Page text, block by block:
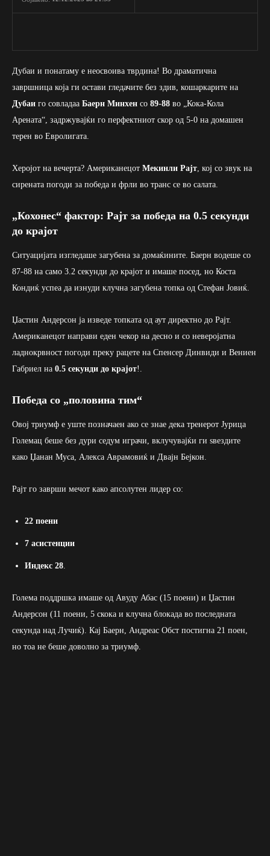
Дубаи и понатаму е неосвоива тврдина! Во драматична
завршница која ги остави гледачите без здив, кошаркарите на
Дубаи го совладаа Баерн Минхен со 89-88 во „Кока-Кола
Арената“, задржувајќи го перфектниот скор од 5-0 на домашен
терен во Евролигата.
Херојот на вечерта? Американецот Мекинли Рајт , кој со звук на
сирената погоди за победа и фрли во транс се во салата.
„Кохонес“ фактор: Рајт за победа на 0.5 секунди
до крајот
Ситуацијата изгледаше загубена за домаќините. Баерн водеше со
87-88 на само 3.2 секунди до крајот и имаше посед, но Коста
Кондиќ успеа да изнуди клучна загубена топка од Стефан Јовиќ.
Џастин Андерсон ја изведе топката од аут директно до Рајт.
Американецот направи еден чекор на десно и со неверојатна
ладнокрвност погоди преку рацете на Спенсер Динвиди и Вениен
Габриел на 0.5 секунди до крајот!.
Победа со „половина тим“
Овој триумф е уште позначаен ако се знае дека тренерот Јурица
Големац беше без дури седум играчи, вклучувајќи ги ѕвездите
како Џанан Муса, Алекса Аврамовиќ и Двајн Бејкон.
Рајт го заврши мечот како апсолутен лидер со:
22 поени
7 асистенции
Индекс 28
Голема поддршка имаше од Авуду Абас (15 поени) и Џастин
Андерсон (11 поени, 5 скока и клучна блокада во последната
секунда над Лучиќ). Кај Баерн, Андреас Обст постигна 21 поен,
но тоа не беше доволно за триумф.